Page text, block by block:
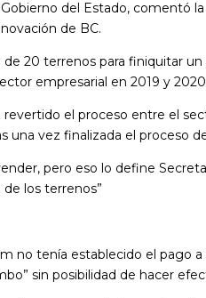
del Estado, comentó
de BC.
20 terrenos para finiquitar
empresarial en 2019 y
el proceso entre el
una vez finalizada el proceso
pero eso lo define
los terrenos”
no tenía establecido el pago
sin posibilidad de hacer